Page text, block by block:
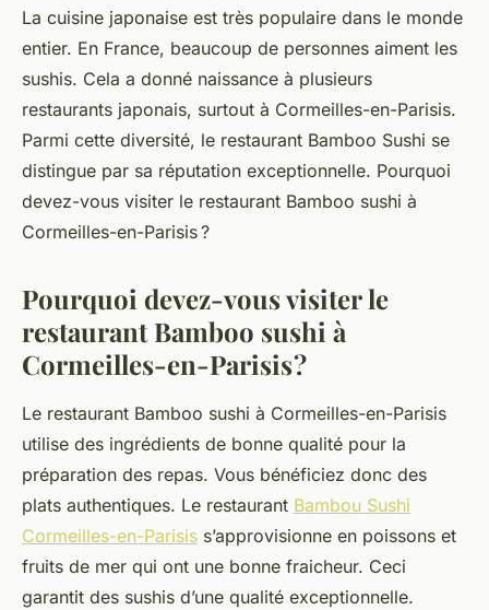
Quels sont les meilleurs
restaurants de sushis en
France ?
renaud •14 janvier 2024 •3 min de lecture
La cuisine japonaise est très populaire dans le monde
entier. En France, beaucoup de personnes aiment les
sushis. Cela a donné naissance à plusieurs
restaurants japonais, surtout à Cormeilles-en-Parisis.
Parmi cette diversité, le restaurant Bamboo Sushi se
distingue par sa réputation exceptionnelle. Pourquoi
devez-vous visiter le restaurant Bamboo sushi à
Cormeilles-en-Parisis ?
Pourquoi devez-vous visiter le
restaurant Bamboo sushi à
Cormeilles-en-Parisis ?
Le restaurant Bamboo sushi à Cormeilles-en-Parisis
utilise des ingrédients de bonne qualité pour la
préparation des repas. Vous bénéficiez donc des
plats authentiques. Le restaurant Bambou Sushi
Cormeilles-en-Parisis s’approvisionne en poissons et
fruits de mer qui ont une bonne fraicheur. Ceci
garantit des sushis d’une qualité exceptionnelle.